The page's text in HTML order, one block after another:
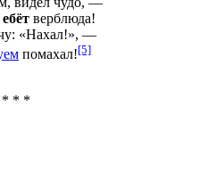
ебёт верблюда!
«Нахал!», —
помахал![5]
* * *